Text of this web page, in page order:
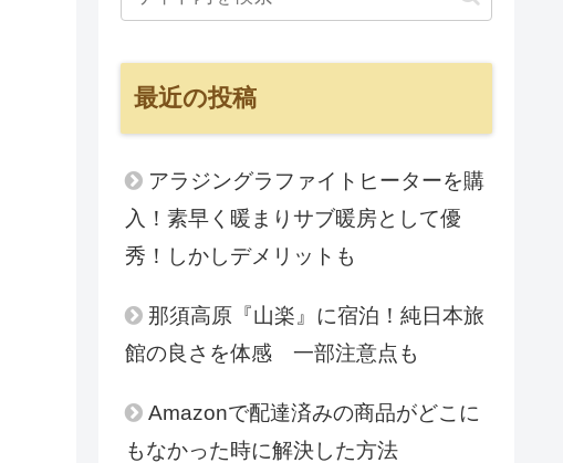
最近の投稿
アラジングラファイトヒーターを購
入！素早く暖まりサブ暖房として優
秀！しかしデメリットも
那須高原『山楽』に宿泊！純日本旅
館の良さを体感 一部注意点も
Amazonで配達済みの商品がどこに
もなかった時に解決した方法